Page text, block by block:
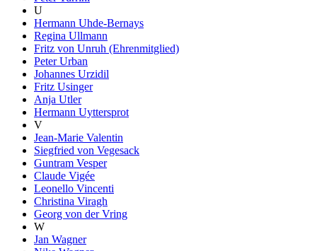
U
Hermann Uhde-Bernays
Regina Ullmann
Fritz von Unruh (Ehrenmitglied)
Peter Urban
Johannes Urzidil
Fritz Usinger
Anja Utler
Hermann Uyttersprot
V
Jean-Marie Valentin
Siegfried von Vegesack
Guntram Vesper
Claude Vigée
Leonello Vincenti
Christina Viragh
Georg von der Vring
W
Jan Wagner